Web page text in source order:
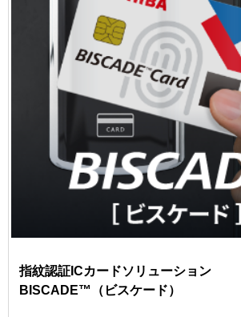
指紋認証ICカードソリューション
BISCADE™（ビスケード）